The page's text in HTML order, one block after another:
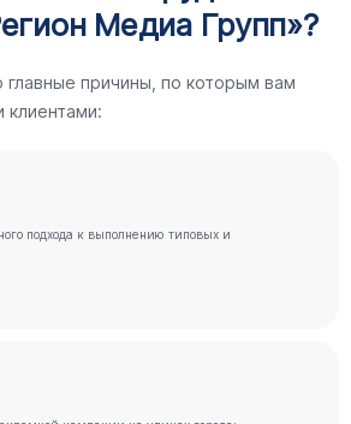
Медиа Групп»?
главные причины, по которым вам
клиентами:
подхода к выполнению типовых и